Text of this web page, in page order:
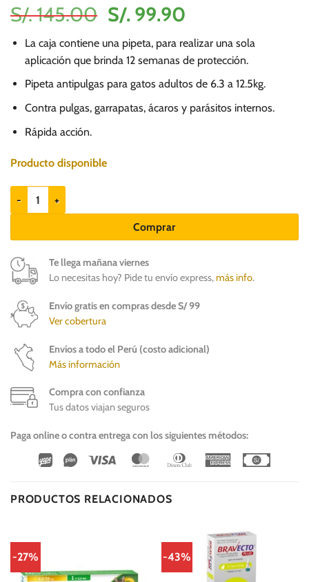
S/.145.00 El
precio
original
era:
S/.
145.00.
S/. 99.90El
precio
actual
es:
S/.
99.90.
La caja contiene una pipeta, para realizar una sola
aplicación que brinda 12 semanas de protección.
Pipeta antipulgas para gatos adultos de 6.3 a 12.5kg.
Contra pulgas, garrapatas, ácaros y parásitos internos.
Rápida acción.
Producto disponible
Atrevia Trio Cats Large 6.3 a 12.5 kg - Pipeta antipulgas para gatos
Comprar
Te llega mañana viernes
Lo necesitas hoy? Pide tu envío express,más info.
Envío gratis en compras desde S/ 99
Ver cobertura
Envíos a todo el Perú (costo adicional)
Más información
Compra con confianza
Tus datos viajan seguros
Paga online o contra entrega con los siguientes métodos:
Wirecard
Vipps Visa MasterCardDinners
American
PRODUCTOS RELACIONADOS
-27% -43%